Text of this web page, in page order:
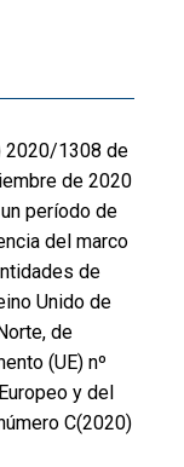
2020/1308 de
de 2020
período de
del marco
de
Unido de
de
(UE) nº
y del
C(2020)